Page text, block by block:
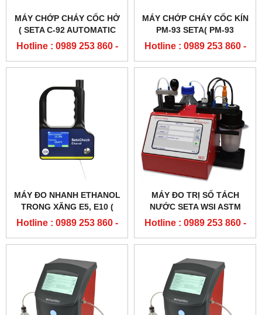
MÁY CHỚP CHÁY CỐC HỞ
( SETA C-92 AUTOMATIC
CLEVELAND FLASH POINT
Hotline : 0989 253 860 -
0904 84 02 08
MÁY CHỚP CHÁY CỐC KÍN
PM-93 SETA( PM-93
PENSKY-MARTENS FLASH
Hotline : 0989 253 860 -
0904 84 02 08
MÁY ĐO NHANH ETHANOL
TRONG XĂNG E5, E10 (
SA7500)
Hotline : 0989 253 860 -
0904 84 02 08
MÁY ĐO TRỊ SỐ TÁCH
NƯỚC SETA WSI ASTM
D8073
Hotline : 0989 253 860 -
0904 84 02 08